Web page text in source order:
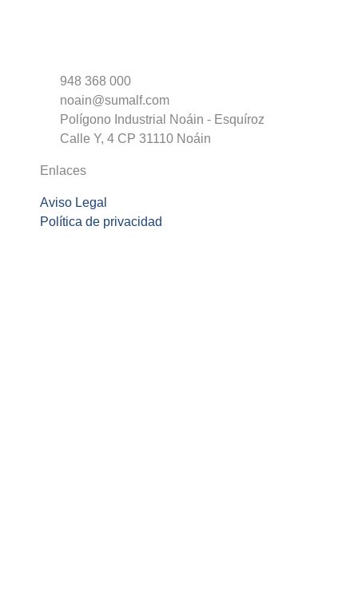
948 368 000
noain@sumalf.com
Polígono Industrial Noáin - Esquíroz
Calle Y, 4 CP 31110 Noáin
Enlaces
Aviso Legal
Política de privacidad